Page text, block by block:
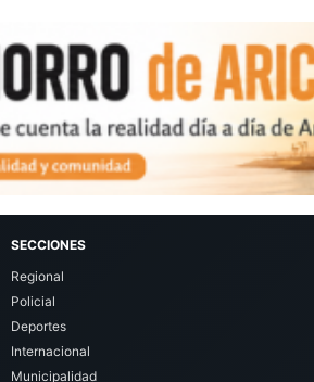
SECCIONES
Regional
Policial
Deportes
Internacional
Municipalidad